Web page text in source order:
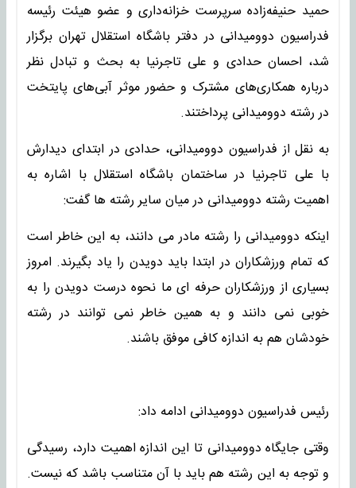
حمید حنیفه‌زاده سرپرست خزانه‌داری و عضو هیئت رئیسه
فدراسیون دوومیدانی در دفتر باشگاه استقلال تهران برگزار
شد، احسان حدادی و علی تاجرنیا به بحث و تبادل نظر
درباره همکاری‌های مشترک و حضور موثر آبی‌های پایتخت
در رشته دوومیدانی پرداختند.
به نقل از فدراسیون دوومیدانی، حدادی در ابتدای دیدارش
با علی تاجرنیا در ساختمان باشگاه استقلال با اشاره به
اهمیت رشته دوومیدانی در میان سایر رشته ها گفت:
اینکه دوومیدانی را رشته مادر می دانند، به این خاطر است
که تمام ورزشکاران در ابتدا باید دویدن را یاد بگیرند. امروز
بسیاری از ورزشکاران حرفه ای ما نحوه درست دویدن را به
خوبی نمی دانند و به همین خاطر نمی توانند در رشته
خودشان هم به اندازه کافی موفق باشند.
رئیس فدراسیون دوومیدانی ادامه داد:
وقتی جایگاه دوومیدانی تا این اندازه اهمیت دارد، رسیدگی
و توجه به این رشته هم باید با آن متناسب باشد که نیست.